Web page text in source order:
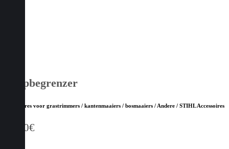
Loopbegrenzer
Accessoires voor grastrimmers / kantenmaaiers / bosmaaiers / Andere / STIHL Accessoires
15,20€